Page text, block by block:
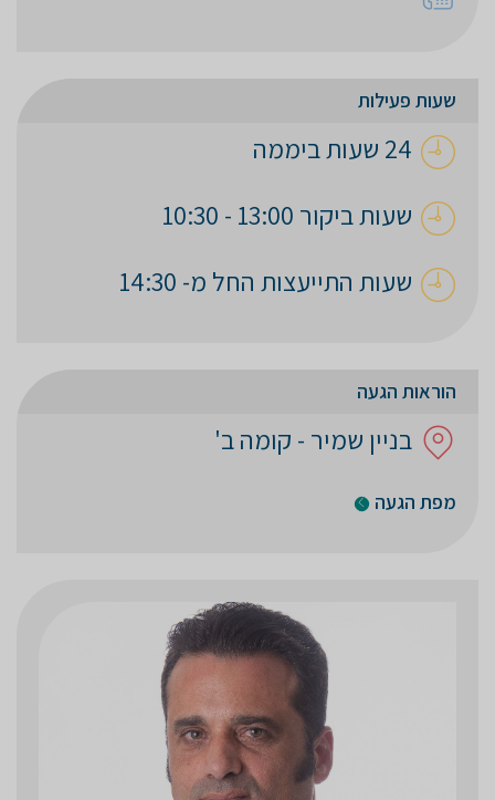
שעות פעילות
24 שעות ביממה
שעות ביקור 13:00 - 10:30
שעות התייעצות החל מ- 14:30
הוראות הגעה
בניין שמיר - קומה ב'
מפת הגעה